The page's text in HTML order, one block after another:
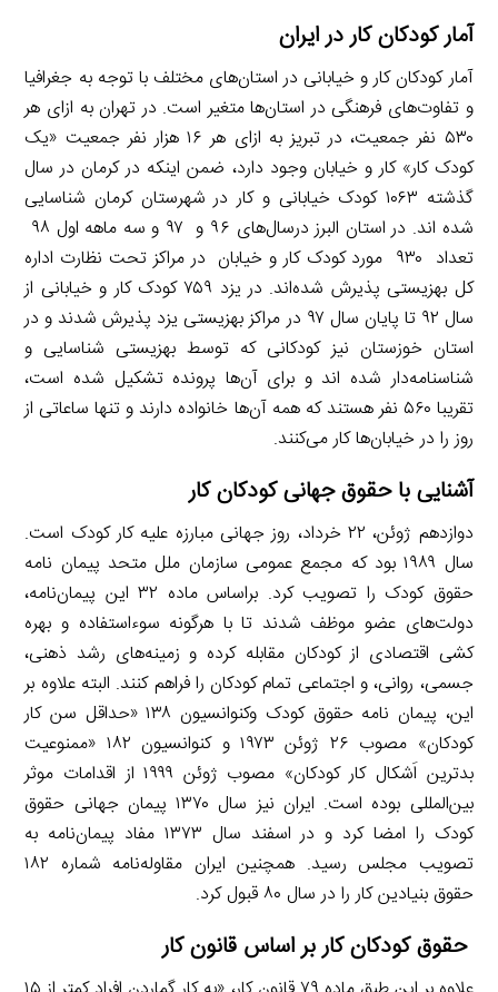
آمار کودکان کار در ایران
آمار کودکان کار و خیابانی در استان‌های مختلف با توجه به جغرافیا
و تفاوت‌های فرهنگی در استان‌ها متغیر است. در تهران به ازای هر
۵۳۰ نفر جمعیت، در تبریز به ازای هر ۱۶ هزار نفر جمعیت «یک
کودک کار» کار و خیابان وجود دارد، ضمن اینکه در کرمان در سال
گذشته ١٠٦٣ کودک خیابانی و کار در شهرستان کرمان شناسایی
تعداد ۹۳۰ مورد کودک کار و خیابان در مراکز تحت نظارت اداره
کل بهزیستی پذیرش شده‌اند. در یزد ۷۵۹ کودک کار و خیابانی از
سال ۹۲ تا پایان سال ۹۷ در مراکز بهزیستی یزد پذیرش شدند و در
استان خوزستان نیز کودکانی که توسط بهزیستی شناسایی و
شناسنامه‌دار شده اند و برای آن‌ها پرونده تشکیل شده است،
تقریبا ۵۶۰ نفر هستند که همه آن‌ها خانواده دارند و تنها ساعاتی از
روز را در خیابان‌ها کار می‌کنند.
آشنایی با حقوق جهانی کودکان کار
دوازدهم ژوئن، ۲۲ خرداد، روز جهانی مبارزه علیه کار کودک است.
سال ۱۹۸۹ بود که مجمع عمومی سازمان ملل متحد پیمان نامه
حقوق کودک را تصویب کرد. براساس ماده ۳۲ این پیمان‌نامه،
دولت‌های عضو موظف شدند تا با هرگونه سوءاستفاده و بهره
کشی اقتصادی از کودکان مقابله کرده و زمینه‌های رشد ذهنی،
جسمی، روانی، و اجتماعی تمام کودکان را فراهم کنند. البته علاوه بر
این، پیمان نامه حقوق کودک وکنوانسیون ۱۳۸ «حداقل سن کار
کودکان» مصوب ۲۶ ژوئن ۱۹۷۳ و کنوانسیون ۱۸۲ «ممنوعیت
بدترین اَشکال کار کودکان» مصوب ژوئن ۱۹۹۹ از اقدامات موثر
بین‌المللی بوده است. ایران نیز سال ۱۳۷۰ پیمان جهانی حقوق
کودک را امضا کرد و در اسفند سال ۱۳۷۳ مفاد پیمان‌نامه به
تصویب مجلس رسید. همچنین ایران مقاوله‌نامه شماره ۱۸۲
حقوق بنیادین کار را در سال ۸۰ قبول کرد.
حقوق کودکان کار بر اساس قانون کار